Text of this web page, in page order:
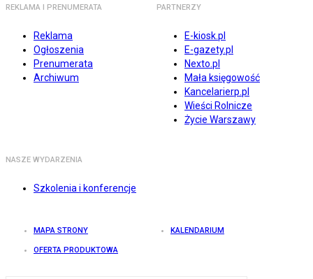
REKLAMA I PRENUMERATA
Reklama
Ogłoszenia
Prenumerata
Archiwum
PARTNERZY
E-kiosk.pl
E-gazety.pl
Nexto.pl
Mała księgowość
Kancelarierp.pl
Wieści Rolnicze
Życie Warszawy
NASZE WYDARZENIA
Szkolenia i konferencje
MAPA STRONY KALENDARIUM
OFERTA PRODUKTOWA